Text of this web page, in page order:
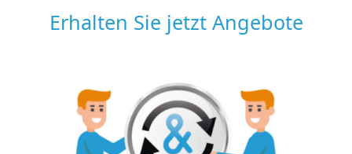
Erhalten Sie jetzt Angebote